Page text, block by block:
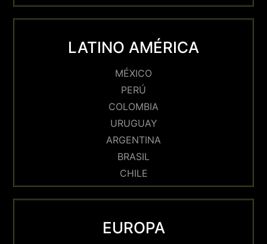
LATINO AMÉRICA
MÉXICO
PERÚ
COLOMBIA
URUGUAY
ARGENTINA
BRASIL
CHILE
EUROPA